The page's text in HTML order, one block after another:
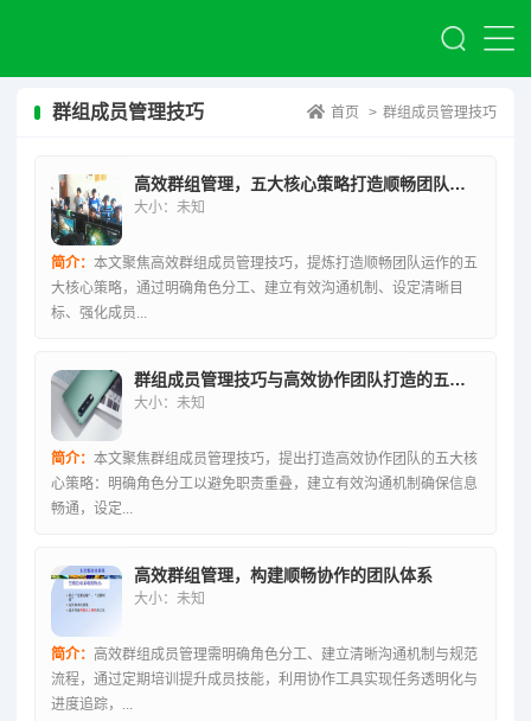
群组成员管理技巧 首页 > 群组成员管理技巧
高效群组管理，五大核心策略打造顺畅团队运作
大小：未知
简介： 本文聚焦高效群组成员管理技巧，提炼打造顺畅团队运作的五
大核心策略，通过明确角色分工、建立有效沟通机制、设定清晰目
标、强化成员...
群组成员管理技巧与高效协作团队打造的五大核心策略
大小：未知
简介： 本文聚焦群组成员管理技巧，提出打造高效协作团队的五大核
心策略：明确角色分工以避免职责重叠，建立有效沟通机制确保信息
畅通，设定...
高效群组管理，构建顺畅协作的团队体系
大小：未知
简介： 高效群组成员管理需明确角色分工、建立清晰沟通机制与规范
流程，通过定期培训提升成员技能，利用协作工具实现任务透明化与
进度追踪，...